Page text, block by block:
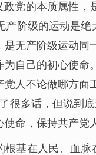
党的本质属性
阶级的运动是
无产阶级运动
自己的初心使
人不论做哪方面
很多话，但说到
命，保持共产党
根基在人民、血